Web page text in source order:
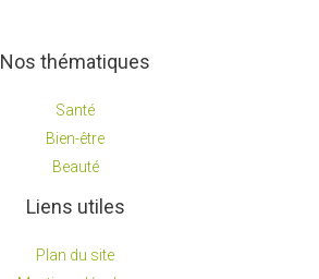
Nos thématiques
Santé
Bien-être
Beauté
Liens utiles
Plan du site